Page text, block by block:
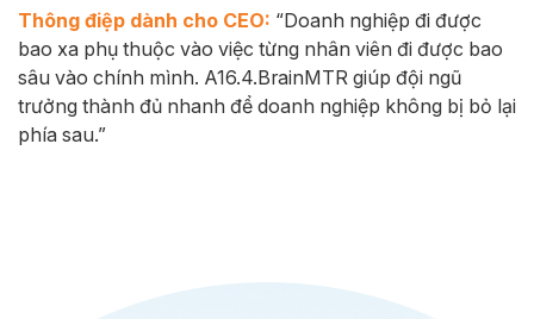
Thông điệp dành cho CEO: “Doanh nghiệp đi được
bao xa phụ thuộc vào việc từng nhân viên đi được bao
sâu vào chính mình. A16.4.BrainMTR giúp đội ngũ
trưởng thành đủ nhanh để doanh nghiệp không bị bỏ lại
phía sau.”